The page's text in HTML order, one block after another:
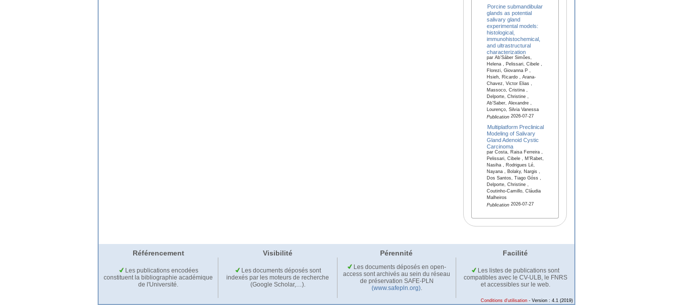
Porcine submandibular
glands as potential
salivary gland
experimental models:
histological,
immunohistochemical,
and ultrastructural
characterization
par Ab’Sáber Simões,
Helena , Pelissari, Cibele ,
Florezi, Giovanna P ,
Hsieh, Ricardo , Arana-
Chavez, Victor Elias ,
Massoco, Cristina ,
Delporte, Christine ,
Ab’Saber, Alexandre ,
Lourenço, Silvia Vanessa
Publication2026-07-27
Multiplatform Preclinical
Modeling of Salivary
Gland Adenoid Cystic
Carcinoma
par Costa, Raisa Ferreira ,
Pelissari, Cibele , M'Rabet,
Nasiha , Rodrigues Lé,
Nayana , Bolaky, Nargis ,
Dos Santos, Tiago Góss ,
Delporte, Christine ,
Coutinho-Camillo, Cláudia
Malheiros
Publication2026-07-27
Référencement Visibilité Pérennité Facilité
Les publications encodées
constituent la bibliographie académique
de l'Université.
Les documents déposés sont
indexés par les moteurs de recherche
(Google Scholar,…).
Les documents déposés en open-
access sont archivés au sein du réseau
de préservation SAFE-PLN
(www.safepln.org).
Les listes de publications sont
compatibles avec le CV-ULB, le FNRS
et accessibles sur le web.
Conditions d'utilisation - Version : 4.1 (2019)